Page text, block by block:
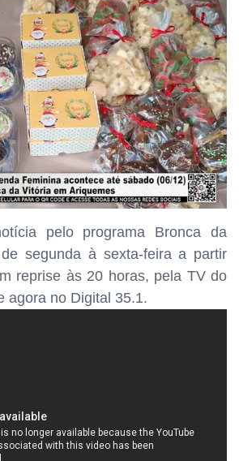
pelo programa Bronca da
segunda à sexta-feira a partir
reprise às 20 horas, pela TV do
agora no Digital 35.1.